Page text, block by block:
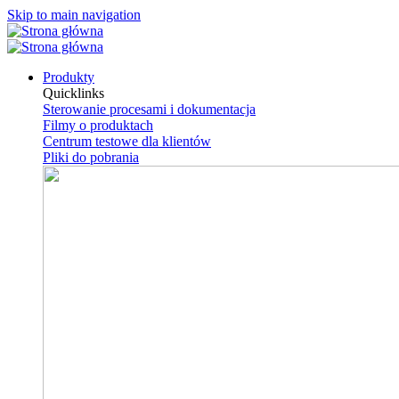
Skip to main navigation
Produkty
Quicklinks
Sterowanie procesami i dokumentacja
Filmy o produktach
Centrum testowe dla klientów
Pliki do pobrania